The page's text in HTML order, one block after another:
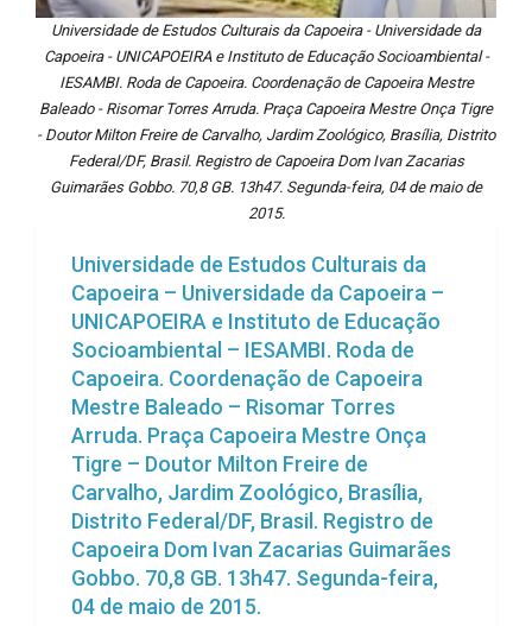
Universidade de Estudos Culturais da Capoeira - Universidade da
Capoeira - UNICAPOEIRA e Instituto de Educação Socioambiental -
IESAMBI. Roda de Capoeira. Coordenação de Capoeira Mestre
Baleado - Risomar Torres Arruda. Praça Capoeira Mestre Onça Tigre
- Doutor Milton Freire de Carvalho, Jardim Zoológico, Brasília, Distrito
Federal/DF, Brasil. Registro de Capoeira Dom Ivan Zacarias
Guimarães Gobbo. 70,8 GB. 13h47. Segunda-feira, 04 de maio de
2015.
Universidade de Estudos Culturais da
Capoeira – Universidade da Capoeira –
UNICAPOEIRA e Instituto de Educação
Socioambiental – IESAMBI. Roda de
Capoeira. Coordenação de Capoeira
Mestre Baleado – Risomar Torres
Arruda. Praça Capoeira Mestre Onça
Tigre – Doutor Milton Freire de
Carvalho, Jardim Zoológico, Brasília,
Distrito Federal/DF, Brasil. Registro de
Capoeira Dom Ivan Zacarias Guimarães
Gobbo. 70,8 GB. 13h47. Segunda-feira,
04 de maio de 2015.